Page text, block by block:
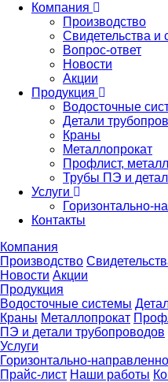
Компания
Производство
Свидетельства и
Вопрос-ответ
Новости
Акции
Продукция
Водосточные
Детали
Краны
Металлопрокат
Профлист,
Трубы ПЭ и
Услуги
Горизонтально-
Контакты
Компания
Производство
Новости Акции
Продукция
Водосточные системы
Краны Металлопрокат
ПЭ и детали трубопроводов
Услуги
Горизонтально-
Прайс-лист Наши работы